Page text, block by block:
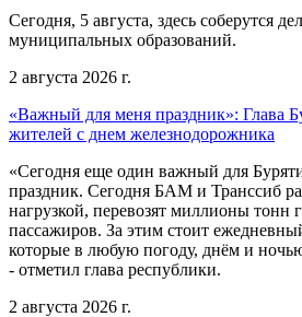
Сегодня, 5 августа, здесь соберутся
муниципальных образований.
2 августа 2026 г.
«Важный для меня праздник»: Глава
жителей с днем железнодорожника
«Сегодня еще один важный для
праздник. Сегодня БАМ и Транссиб
нагрузкой, перевозят миллионы тонн
пассажиров. За этим стоит
которые в любую погоду, днём и
- отметил глава республики.
2 августа 2026 г.